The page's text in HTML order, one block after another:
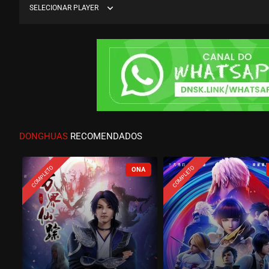
SELECIONAR PLAYER expand_more
DONGHUAS RECOMENDADOS
COMPLETO COMPLETO